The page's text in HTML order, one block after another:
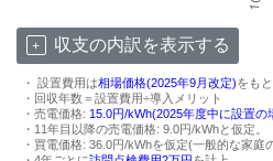
収支の内訳を表示する
・ 設置費用は相場価格(2025年9月改定)をも
・回収年数＝設置費用÷導入メリット
・売電価格: 15.0円/kWh(2025年度中に設置の
・11年目以降の売電価格: 9.0円/kWhと仮定。
・買電価格: 36.0円/kWhを仮定(一般的な家庭